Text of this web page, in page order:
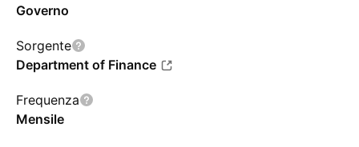
Governo
Sorgente
Department of Finance
Frequenza
Mensile